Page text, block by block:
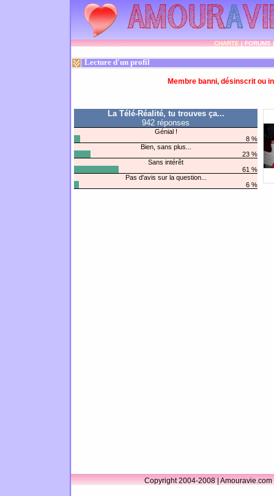
CHARTE|FORUMS
Lecture d'un profil
Membre banni, désinscrit ou
La Télé-Réalité, tu trouves ça...
942 réponses
Génial !
8 %
Bien, sans plus...
23 %
Sans intérêt
61 %
Pas d'avis sur la question...
6 %
Copyright 2004-2008 |